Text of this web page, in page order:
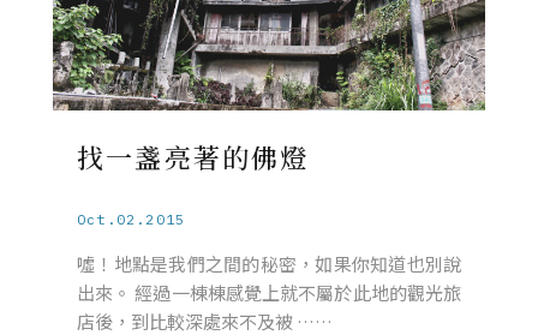
找一盞亮著的佛燈
Oct.02.2015
噓！地點是我們之間的秘密，如果你知道也別說
出來。 經過一棟棟感覺上就不屬於此地的觀光旅
店後，到比較深處來不及被 ……